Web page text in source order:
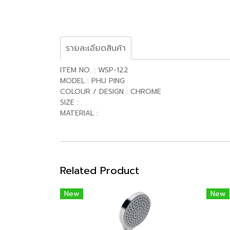
รายละเอียดสินค้า
ITEM NO. : WSP-122
MODEL : PHU PING
COLOUR / DESIGN : CHROME
SIZE :
MATERIAL :
Related Product
New New